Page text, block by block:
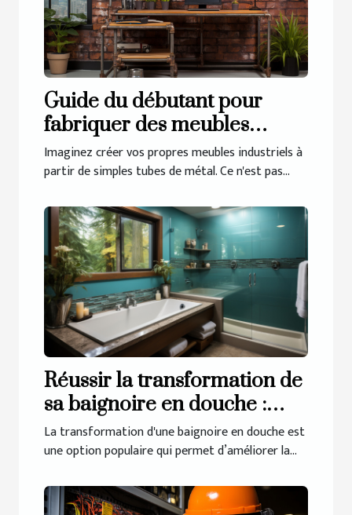
Guide du débutant pour
fabriquer des meubles
industriels avec des tubes de
métal
Imaginez créer vos propres meubles industriels à
partir de simples tubes de métal. Ce n'est pas...
Réussir la transformation de
sa baignoire en douche :
comment procéder pour y
arriver ?
La transformation d'une baignoire en douche est
une option populaire qui permet d’améliorer la...